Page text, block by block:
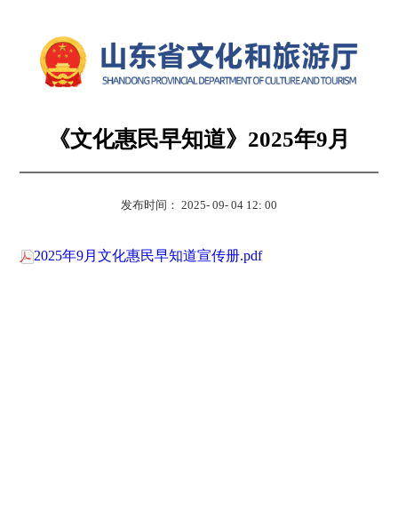
《文化惠民早知道》2025年9月
发布时间： 2025- 09- 04 12: 00
2025年9月文化惠民早知道宣传册.pdf